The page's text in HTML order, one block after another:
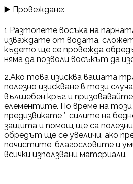
▶️ Провеждане:
1 Разтопете восъка на
изваждате от водата,
където ще се провежда
няма да позволи восъкът да
2.Ако това изисква вашата
полезно изискване в този
вълшебен кръг и
елементите. По време на този
предизвикате ′′ силите на
защита и помощ ще са
обредът ще се увеличи, ако
почистите, благословите и
всички използвани материали.